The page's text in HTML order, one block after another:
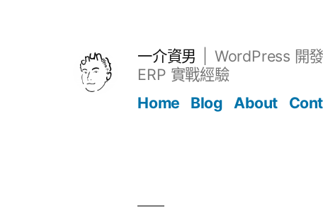
一介資男
WordPress 開
ERP 實戰經驗
Home
Blog About